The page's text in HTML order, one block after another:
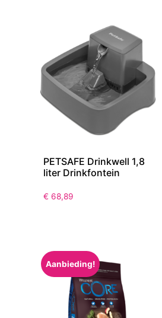
PETSAFE Drinkwell 1,8
liter Drinkfontein
€ 68,89
Aanbieding!